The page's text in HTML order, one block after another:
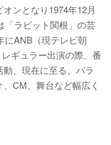
ンとなり1974年12月
「ラビット関根」の芸
にANB（現テレビ朝
ギュラー出演の際、番
、現在に至る。バラ
CM、舞台など幅広く